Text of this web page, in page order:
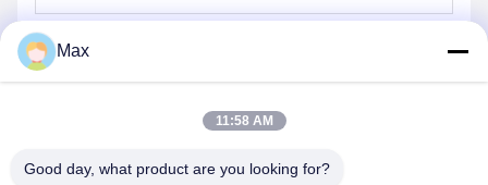
Max
11:58 AM
Good day, what product are you looking for?